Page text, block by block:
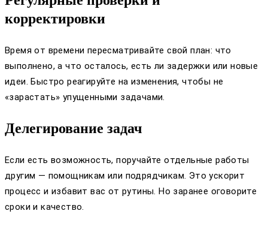
корректировки
Время от времени пересматривайте свой план: что
выполнено, а что осталось, есть ли задержки или новые
идеи. Быстро реагируйте на изменения, чтобы не
«зарастать» упущенными задачами.
Делегирование задач
Если есть возможность, поручайте отдельные работы
другим — помощникам или подрядчикам. Это ускорит
процесс и избавит вас от рутины. Но заранее оговорите
сроки и качество.